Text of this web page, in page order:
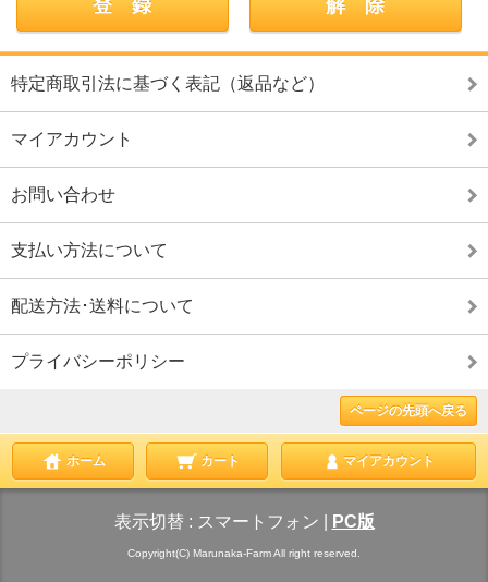
特定商取引法に基づく表記（返品など）
マイアカウント
お問い合わせ
支払い方法について
配送方法･送料について
プライバシーポリシー
ページの先頭へ戻る
ホーム カート マイアカウント
表示切替 : スマートフォン PC版
Copyright(C) Marunaka-Farm All right reserved.